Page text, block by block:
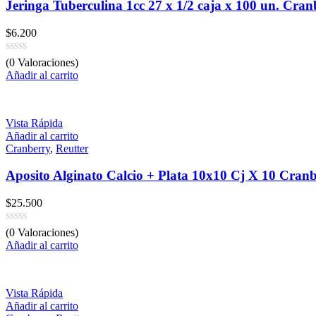
Jeringa Tuberculina 1cc 27 x 1/2 caja x 100 un.
$6.200
(0 Valoraciones)
Añadir al carrito
Vista Rápida
Añadir al carrito
Cranberry, Reutter
Aposito Alginato Calcio + Plata 10x10 Cj X 10
$25.500
(0 Valoraciones)
Añadir al carrito
Vista Rápida
Añadir al carrito